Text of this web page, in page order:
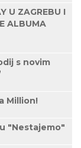
U ZAGREBU I
ALBUMA
s novim
Million!
"Nestajemo"